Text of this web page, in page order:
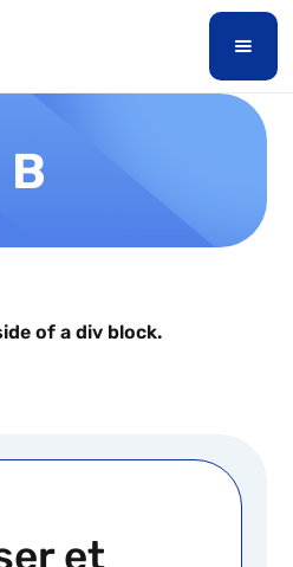
B
of a div block.
et